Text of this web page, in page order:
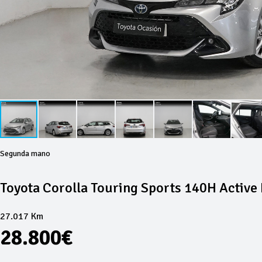
Segunda mano
Toyota Corolla Touring Sports 140H Active
27.017 Km
28.800€